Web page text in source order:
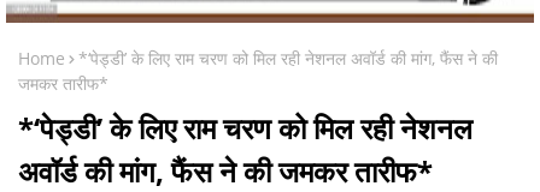
Home
*‘पेड्डी’ के लिए राम चरण को मिल रही नेशनल अवॉर्ड की मांग, फैंस ने की
जमकर तारीफ*
*‘पेड्डी’ के लिए राम चरण को मिल रही नेशनल
अवॉर्ड की मांग, फैंस ने की जमकर तारीफ*